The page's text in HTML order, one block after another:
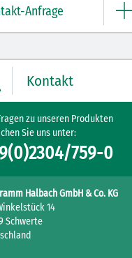
Anfrage
ein.
Kontakt
zu unseren Produkten
Sie uns unter:
759-0
Halbach GmbH & Co. KG
14
Schwerte